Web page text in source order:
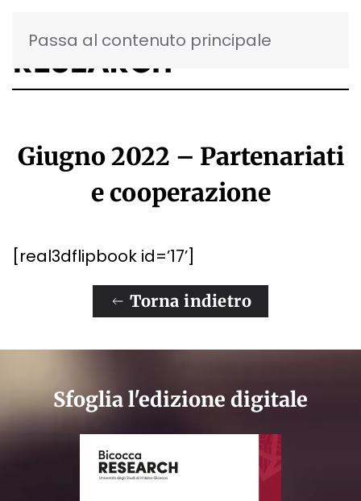
Passa al contenuto principale
Giugno 2022 – Partenariati
e cooperazione
[real3dflipbook id=’17’]
Torna indietro
Sfoglia l'edizione digitale